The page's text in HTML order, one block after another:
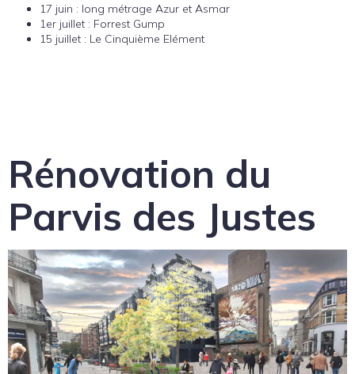
17 juin : long métrage Azur et Asmar
1er juillet : Forrest Gump
15 juillet : Le Cinquième Elément
Rénovation du
Parvis des Justes